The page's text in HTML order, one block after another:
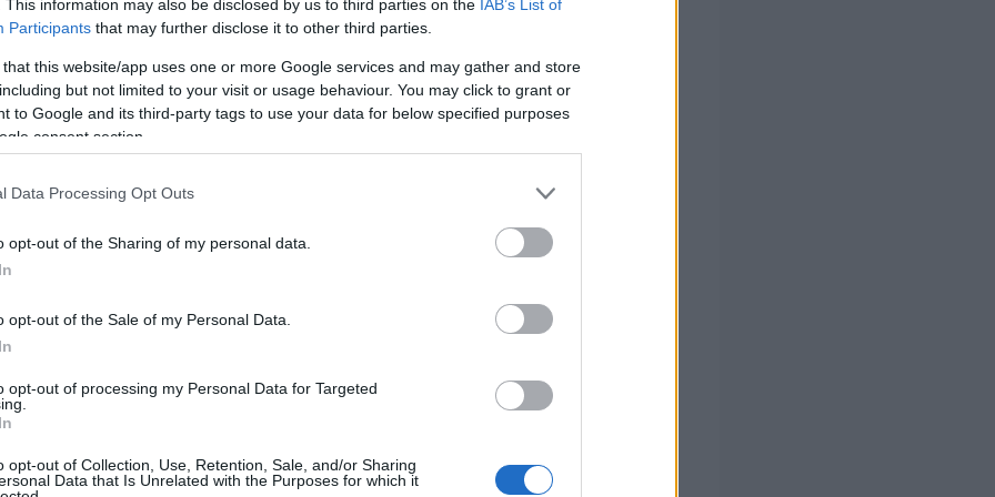
This information may also be disclosed by us to third parties on the IAB’s List of
Participants that may further disclose it to other third parties.
that this website/app uses one or more Google services and may gather and store
but not limited to your visit or usage behaviour. You may click to grant or
to Google and its third-party tags to use your data for below specified purposes
consent section.
Data Processing Opt Outs
opt-out of the Sharing of my personal data.
opt-out of the Sale of my Personal Data.
opt-out of processing my Personal Data for Targeted
opt-out of Collection, Use, Retention, Sale, and/or Sharing
Data that Is Unrelated with the Purposes for which it
Ασφαλείας Μελετών Υγείας και Ασφάλειας στην Εργασία
Εξοπλισμού Σταθμού Παραγωγής (Βάρδια)
Μηχανικός Παραγωγής Μονάδων (Ημερήσιος)
ΑΗΣ, ΥΗΣ και Αεριοστροβίλων (Βάρδια)
ΑΗΣ, ΥΗΣ και Αεριοστροβίλων (Ημερήσιος)
Κατεργασίας Ύδατος Σταθμών Παραγωγής
Παραγωγής
Μηχανικός ΠΕ Σταθμών Παραγωγής Ηλεκτρικής Ενέργειας